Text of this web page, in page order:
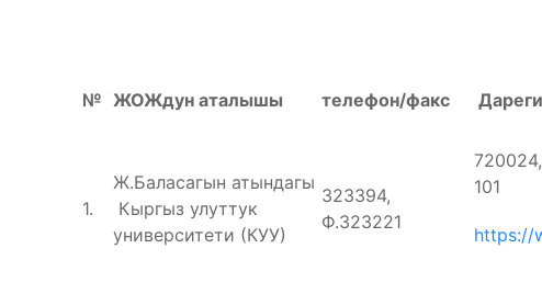
№ ЖОЖдун аталышы телефон/факс Дареги
1.
Ж.Баласагын атындагы
Кыргыз улуттук
университети (КУУ)
323394,
Ф.323221
101
https://